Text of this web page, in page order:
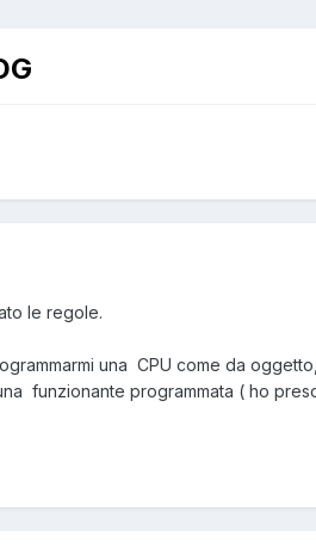
le regole.
una CPU come da
funzionante programmata ( ho